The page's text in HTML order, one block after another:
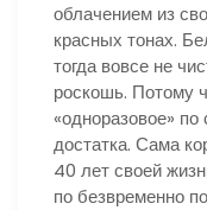
облачением из
красных тонах.
тогда вовсе не
роскошь. Потому
«одноразовое»
достатка. Сама
40 лет своей
по безвременно